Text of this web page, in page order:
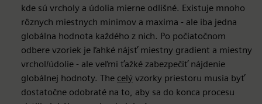
kde sú vrcholy a údolia mierne odlišné. Existuje mnoho
rôznych miestnych minimov a maxima - ale iba jedna
globálna hodnota každého z nich. Po počiatočnom
odbere vzoriek je ľahké nájsť miestny gradient a miestny
vrchol/údolie - ale veľmi ťažké zabezpečiť nájdenie
globálnej hodnoty. The celý vzorky priestoru musia byť
dostatočne odobraté na to, aby sa do konca procesu